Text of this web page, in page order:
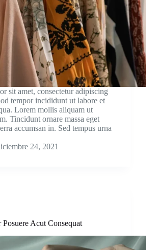
sit amet, consectetur adipiscing
tempor incididunt ut labore et
Lorem mollis aliquam ut
Tincidunt ornare massa eget
accumsan in. Sed tempus urna
24, 2021
Acut Consequat